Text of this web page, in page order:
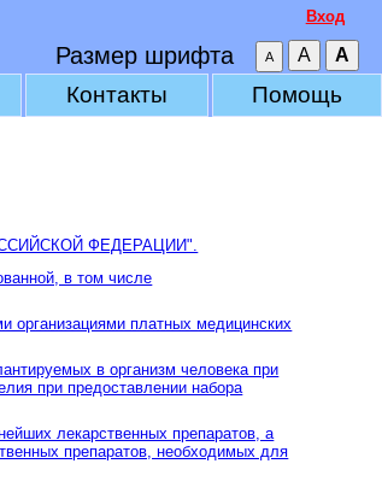
Вход
Размер шрифта
Контакты Помощь
ФЕДЕРАЦИИ".
в том числе
организациями платных медицинских
в организм человека при
при предоставлении набора
лекарственных препаратов, а
препаратов, необходимых для